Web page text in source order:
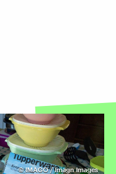
©IMAGO / Imagn Images